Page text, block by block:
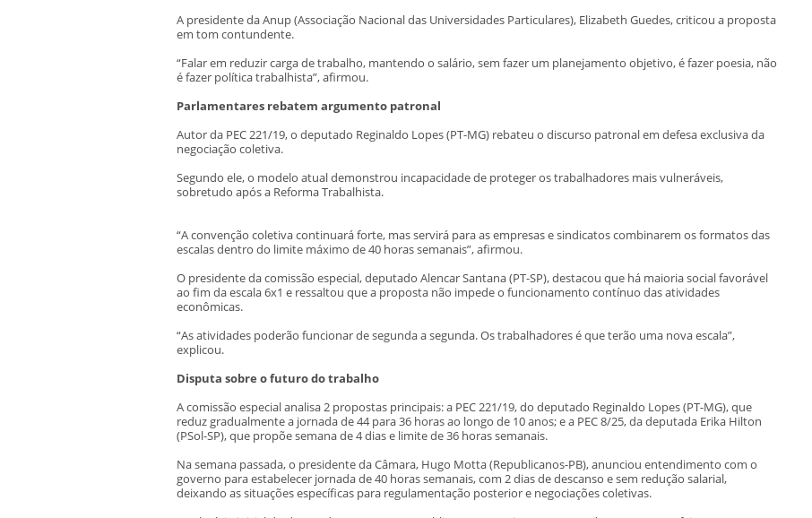
A presidente da Anup (Associação Nacional das Universidades Particulares), Elizabeth Guedes, criticou a proposta
em tom contundente.
“Falar em reduzir carga de trabalho, mantendo o salário, sem fazer um planejamento objetivo, é fazer poesia, não
é fazer política trabalhista”, afirmou.
Parlamentares rebatem argumento patronal
Autor da PEC 221/19, o deputado Reginaldo Lopes (PT-MG) rebateu o discurso patronal em defesa exclusiva da
negociação coletiva.
Segundo ele, o modelo atual demonstrou incapacidade de proteger os trabalhadores mais vulneráveis,
sobretudo após a Reforma Trabalhista.
“A convenção coletiva continuará forte, mas servirá para as empresas e sindicatos combinarem os formatos das
escalas dentro do limite máximo de 40 horas semanais”, afirmou.
O presidente da comissão especial, deputado Alencar Santana (PT-SP), destacou que há maioria social favorável
ao fim da escala 6x1 e ressaltou que a proposta não impede o funcionamento contínuo das atividades
econômicas.
“As atividades poderão funcionar de segunda a segunda. Os trabalhadores é que terão uma nova escala”,
explicou.
Disputa sobre o futuro do trabalho
A comissão especial analisa 2 propostas principais: a PEC 221/19, do deputado Reginaldo Lopes (PT-MG), que
reduz gradualmente a jornada de 44 para 36 horas ao longo de 10 anos; e a PEC 8/25, da deputada Erika Hilton
(PSol-SP), que propõe semana de 4 dias e limite de 36 horas semanais.
Na semana passada, o presidente da Câmara, Hugo Motta (Republicanos-PB), anunciou entendimento com o
governo para estabelecer jornada de 40 horas semanais, com 2 dias de descanso e sem redução salarial,
deixando as situações específicas para regulamentação posterior e negociações coletivas.